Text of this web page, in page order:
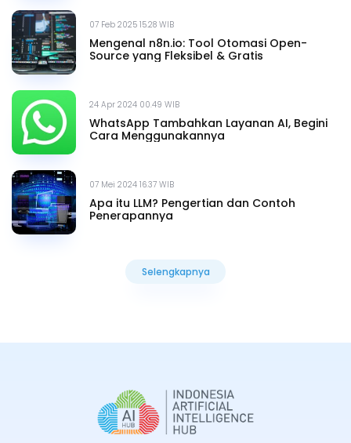
07 Feb 2025 15.28 WIB
Mengenal n8n.io: Tool Otomasi Open-
Source yang Fleksibel & Gratis
24 Apr 2024 00.49 WIB
WhatsApp Tambahkan Layanan AI, Begini
Cara Menggunakannya
07 Mei 2024 16.37 WIB
Apa itu LLM? Pengertian dan Contoh
Penerapannya
Selengkapnya